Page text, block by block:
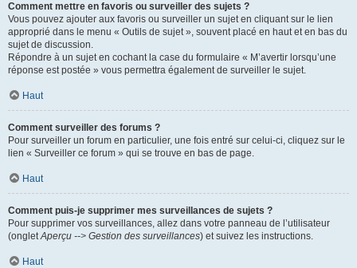
Comment mettre en favoris ou surveiller des sujets ?
Vous pouvez ajouter aux favoris ou surveiller un sujet en cliquant sur le lien
approprié dans le menu « Outils de sujet », souvent placé en haut et en bas du
sujet de discussion.
Répondre à un sujet en cochant la case du formulaire « M’avertir lorsqu’une
réponse est postée » vous permettra également de surveiller le sujet.
Haut
Comment surveiller des forums ?
Pour surveiller un forum en particulier, une fois entré sur celui-ci, cliquez sur le
lien « Surveiller ce forum » qui se trouve en bas de page.
Haut
Comment puis-je supprimer mes surveillances de sujets ?
Pour supprimer vos surveillances, allez dans votre panneau de l’utilisateur
(ongletAperçu --> Gestion des surveillances) et suivez les instructions.
Haut